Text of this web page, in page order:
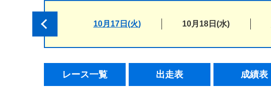
10月17日(火) 10月18日(水)
レース一覧 出走表 成績表